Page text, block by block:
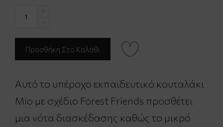
Αυτό το υπέροχο εκπαιδευτικό κουταλάκι
Mio με σχέδιο Forest Friends προσθέτει
μια νότα διασκέδασης καθώς το μικρό